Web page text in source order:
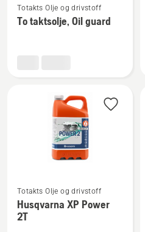
flere
detaljer
Totakts Olje og drivstoff
To taktsolje, Oil guard
flere
detaljer
om
Totakts Olje og drivstoff
Husqvarna XP Power
2T